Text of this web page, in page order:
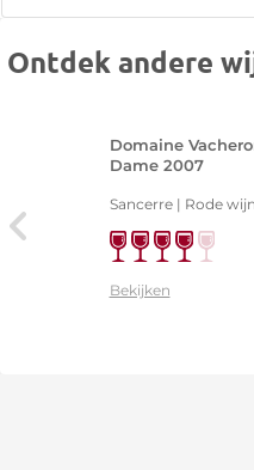
Ontdek andere
Domaine
Dame 2007
Sancerre | Rode
Bekijken